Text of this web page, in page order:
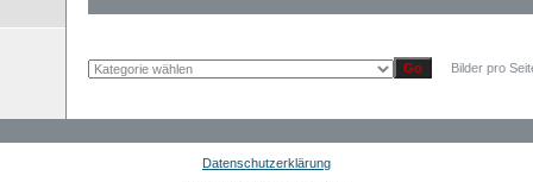
Bilder pro
Datenschutzerklärung